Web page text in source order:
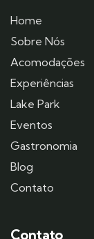
Home
Sobre Nós
Acomodações
Experiências
Lake Park
Eventos
Gastronomia
Blog
Contato
Contato